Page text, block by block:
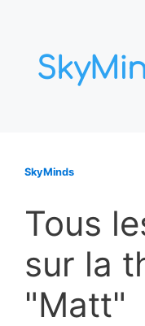
contenu
SkyMinds
Tous
sur la
"Matt"